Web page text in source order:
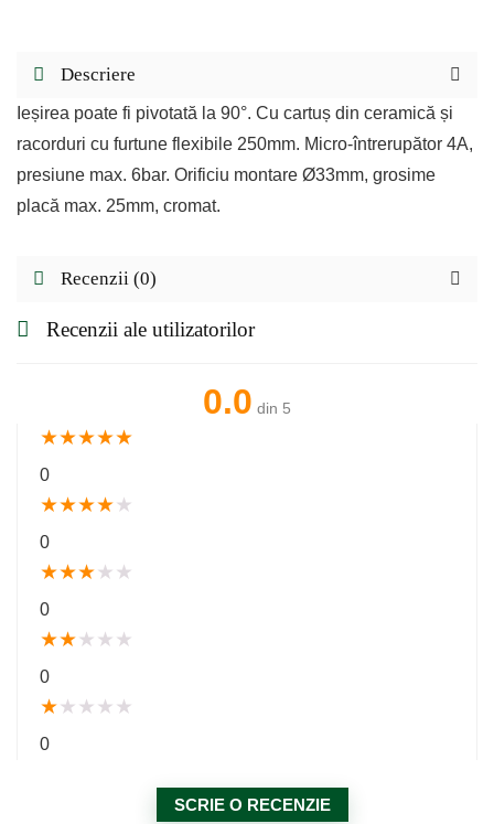
Descriere
Ieșirea poate fi pivotată la 90°. Cu cartuș din ceramică și
racorduri cu furtune flexibile 250mm. Micro-întrerupător 4A,
presiune max. 6bar. Orificiu montare Ø33mm, grosime
placă max. 25mm, cromat.
Recenzii (0)
Recenzii ale utilizatorilor
0.0 din 5
★★★★★
0
★★★★★
0
★★★★ ★
0
★★★ ★ ★
0
★★ ★ ★ ★
0
SCRIE O RECENZIE